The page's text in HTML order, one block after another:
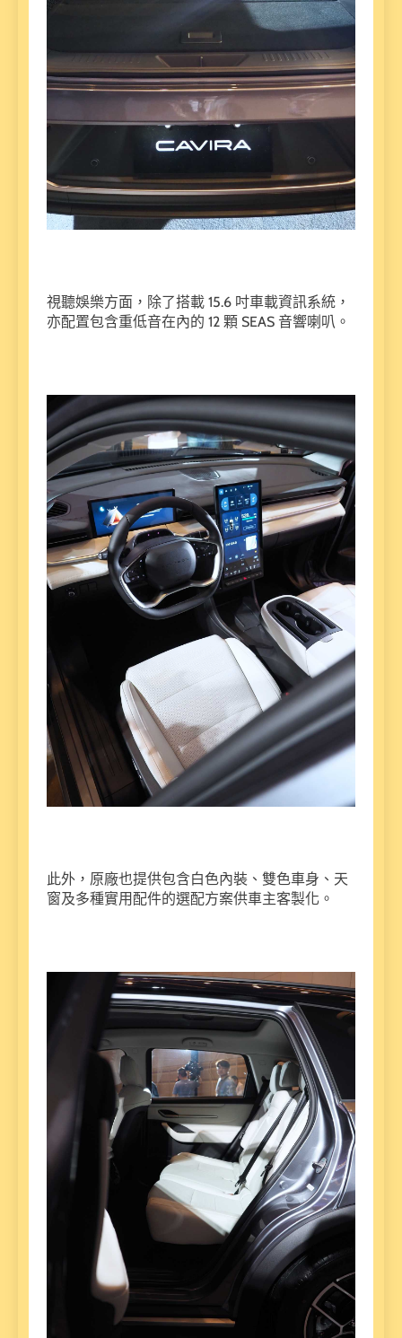
視聽娛樂方面，除了搭載 15.6 吋車載資訊系統，
亦配置包含重低音在內的 12 顆 SEAS 音響喇叭。
此外，原廠也提供包含白色內裝、雙色車身、天
窗及多種實用配件的選配方案供車主客製化。